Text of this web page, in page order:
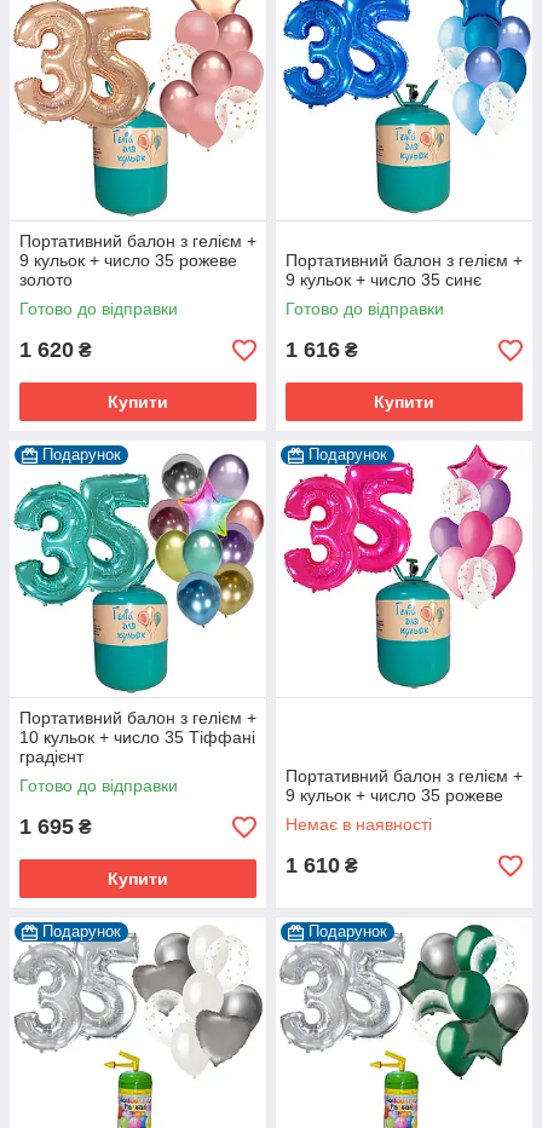
Портативний балон з гелієм +
9 кульок + число 35 рожеве
золото
Готово до відправки
1 620 ₴
Купити
Портативний балон з гелієм +
9 кульок + число 35 синє
Готово до відправки
1 616 ₴
Купити
Подарунок
Портативний балон з гелієм +
10 кульок + число 35 Тіффані
градієнт
Готово до відправки
1 695 ₴
Купити
Подарунок
Портативний балон з гелієм +
9 кульок + число 35 рожеве
Немає в наявності
1 610 ₴
Подарунок Подарунок